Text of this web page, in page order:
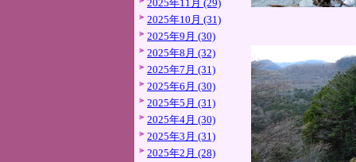
2025年11月 (29)
2025年10月 (31)
2025年9月 (30)
2025年8月 (32)
2025年7月 (31)
2025年6月 (30)
2025年5月 (31)
2025年4月 (30)
2025年3月 (31)
2025年2月 (28)